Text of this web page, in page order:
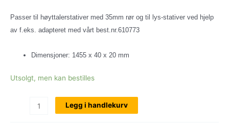
Passer til høyttalerstativer med 35mm rør og til lys-stativer ved hjelp
av f.eks. adapteret med vårt best.nr.610773
Dimensjoner: 1455 x 40 x 20 mm
Utsolgt, men kan bestilles
Legg i handlekurv